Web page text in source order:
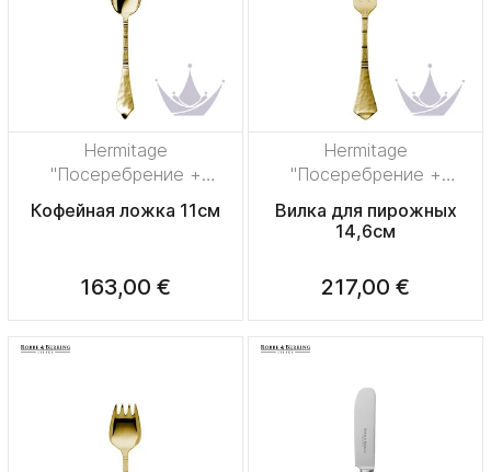
Hermitage
"Посеребрение +
сплошная позолота"
Кофейная ложка 11см
163,00 €
Hermitage
"Посеребрение +
сплошная позолота"
Вилка для пирожных
14,6см
217,00 €